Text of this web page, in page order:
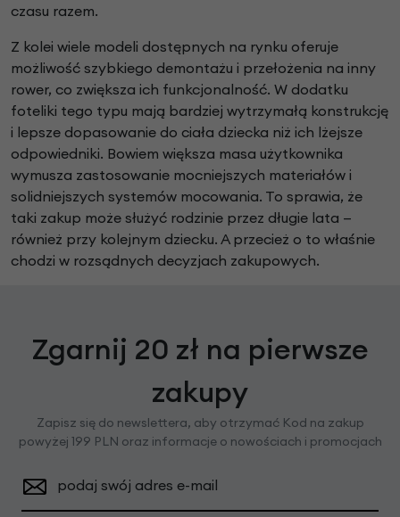
czasu razem.
Z kolei wiele modeli dostępnych na rynku oferuje
możliwość szybkiego demontażu i przełożenia na inny
rower, co zwiększa ich funkcjonalność. W dodatku
foteliki tego typu mają bardziej wytrzymałą konstrukcję
i lepsze dopasowanie do ciała dziecka niż ich lżejsze
odpowiedniki. Bowiem większa masa użytkownika
wymusza zastosowanie mocniejszych materiałów i
solidniejszych systemów mocowania. To sprawia, że
taki zakup może służyć rodzinie przez długie lata —
również przy kolejnym dziecku. A przecież o to właśnie
chodzi w rozsądnych decyzjach zakupowych.
Zgarnij 20 zł na pierwsze
zakupy
Zapisz się do newslettera, aby otrzymać Kod na zakup
powyżej 199 PLN oraz informacje o nowościach i promocjach
podaj swój adres e-mail